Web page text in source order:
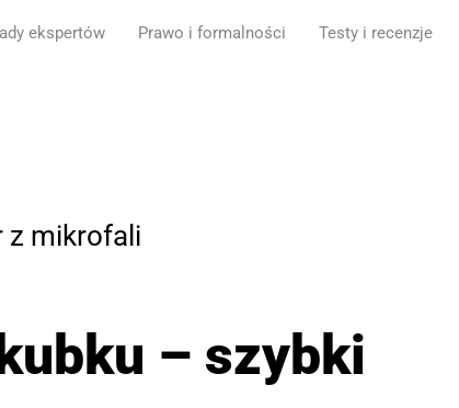
ekspertów Prawo i formalności Testy i recenzje
z mikrofali
– szybki